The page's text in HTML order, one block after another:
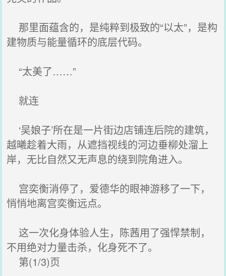
那里面蕴含的，是纯粹到极致的“以太”，是构
建物质与能量循环的底层代码。
“太美了……”
就连
‘吴娘子’所在是一片街边店铺连后院的建筑，
越曦趁着大雨，从遮挡视线的河边垂柳处溜上
岸，无比自然又无声息的绕到院角进入。
宫奕衡消停了，爱德华的眼神游移了一下，
悄悄地离宫奕衡远点。
这一次化身体验人生，陈茜用了强悍禁制，
不用绝对力量击杀，化身死不了。
第(1/3)页